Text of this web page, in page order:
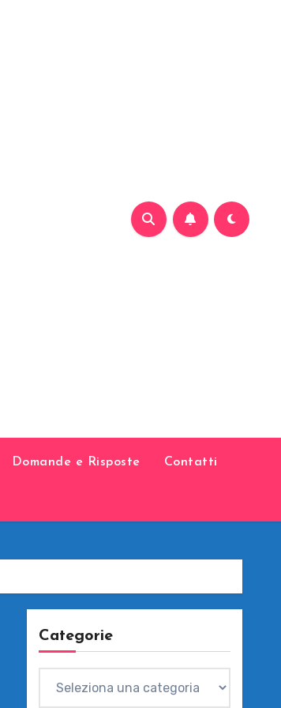
Domande e Risposte Contatti
Categorie